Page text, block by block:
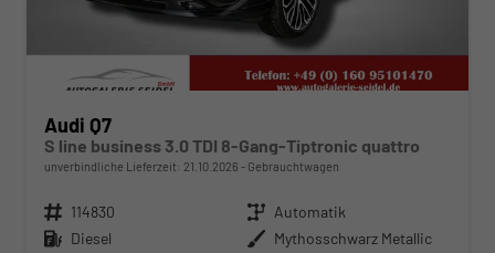
Audi Q7
S line business 3.0 TDI 8-Gang-Tiptronic quattro
unverbindliche Lieferzeit: 21.10.2026 Gebrauchtwagen
Fahrzeugnr. 114830 Getriebe Automatik
Kraftstoff Diesel Außenfarbe Mythosschwarz Metallic